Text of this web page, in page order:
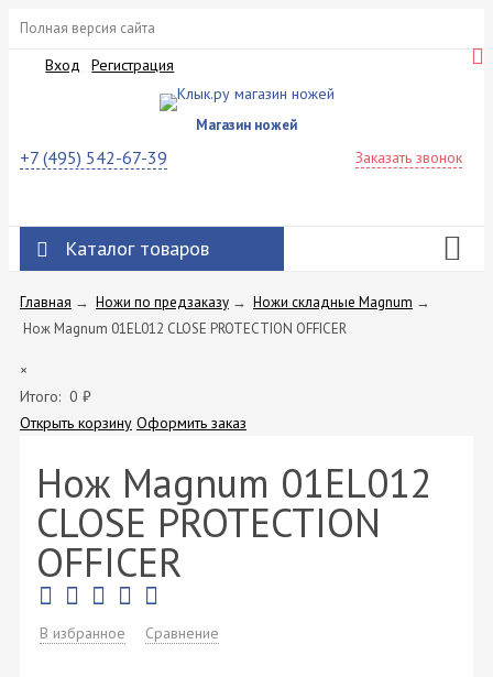
Полная версия сайта
Вход Регистрация
Магазин ножей
+7 (495) 542-67-39 Заказать звонок
Каталог товаров
Главная → Ножи по предзаказу → Ножи складные Magnum →
Нож Magnum 01EL012 CLOSE PROTECTION OFFICER
×
Итого: 0 ₽
Открыть корзину Оформить заказ
Нож Magnum 01EL012
CLOSE PROTECTION
OFFICER
В избранное Сравнение